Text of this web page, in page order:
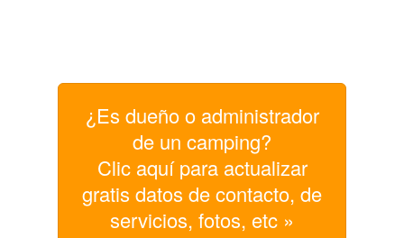
¿Es dueño o administrador
de un camping?
Clic aquí para actualizar
gratis datos de contacto, de
servicios, fotos, etc »